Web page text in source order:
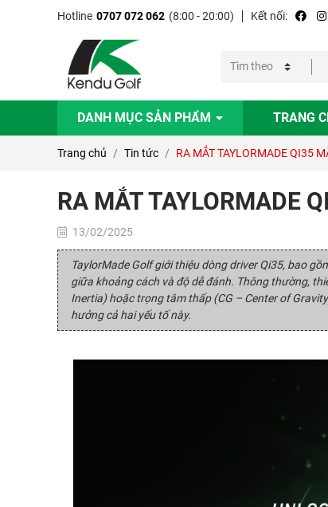
Hotline 0707 072 062 (8:00 - 20:00) Kết nối:
DANH MỤC SẢN PHẨM TRANG
Trang chủ Tin tức RA MẮT TAYLORMADE QI35
RA MẮT TAYLORMADE
13/02/2025
TaylorMade Golf giới thiệu dòng driver Qi35, bao
giữa khoảng cách và độ dễ đánh. Thông thường,
Inertia) hoặc trọng tâm thấp (CG – Center of
hưởng cả hai yếu tố này.